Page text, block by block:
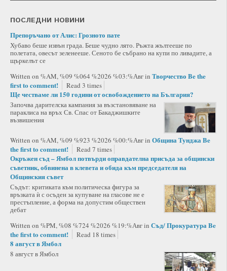
ПОСЛЕДНИ НОВИНИ
Препоръчано от Алис: Грозното пате
Хубаво беше извън града. Беше чудно лято. Ръжта жълтееше по
полетата, овесът зеленееше. Сеното бе събрано на купи по ливадите, а
щъркелът се
Written on %AM, %09 %064 %2026 %03:%Авгin Творчество Be the
first to comment!
Read 3 times
Ще честваме ли 150 години от освобождението на България?
Започва дарителска кампания за възстановяване на
параклиса на връх Св. Спас от Бакаджишките
възвишения
Written on %AM, %09 %923 %2026 %00:%Авгin Община ТунджаBe
the first to comment!
Read 7 times
Окръжен съд – Ямбол потвърди оправдателна присъда за общински
съветник, обвинена в клевета и обида към председателя на
Общинския съвет
Съдът: критиката към политическа фигура за
връзката ѝ с осъден за купуване на гласове не е
престъпление, а форма на допустим обществен
дебат
Written on %PM, %08 %724 %2026 %19:%Авгin Съд/ ПрокуратураBe
the first to comment!
Read 18 times
8 август в Ямбол
8 август в Ямбол